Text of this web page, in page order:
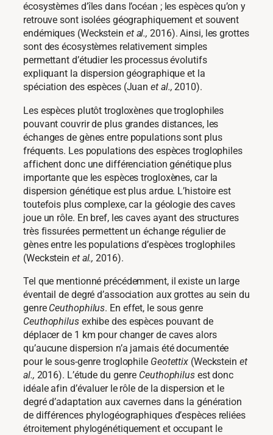
écosystèmes d’îles dans l’océan ; les espèces qu’on y
retrouve sont isolées géographiquement et souvent
endémiques (Weckstein et al.,2016). Ainsi, les grottes
sont des écosystèmes relativement simples
permettant d’étudier les processus évolutifs
expliquant la dispersion géographique et la
spéciation des espèces (Juanet al., 2010).
Les espèces plutôt trogloxènes que troglophiles
pouvant couvrir de plus grandes distances, les
échanges de gènes entre populations sont plus
fréquents. Les populations des espèces troglophiles
affichent donc une différenciation génétique plus
importante que les espèces trogloxènes, car la
dispersion génétique est plus ardue. L’histoire est
toutefois plus complexe, car la géologie des caves
joue un rôle. En bref, les caves ayant des structures
très fissurées permettent un échange régulier de
gènes entre les populations d’espèces troglophiles
(Weckstein et al.,2016).
Tel que mentionné précédemment, il existe un large
éventail de degré d’association aux grottes au sein du
genre Ceuthophilus. En effet, le sous genre
Ceuthophilusexhibe des espèces pouvant de
déplacer de 1 km pour changer de caves alors
qu’aucune dispersion n’a jamais été documentée
pour le sous-genre troglophile Geotettix (Weckstein et
al., 2016). L’étude du genre Ceuthophilusest donc
idéale afin d’évaluer le rôle de la dispersion et le
degré d’adaptation aux cavernes dans la génération
de différences phylogéographiques d’espèces reliées
étroitement phylogénétiquement et occupant le